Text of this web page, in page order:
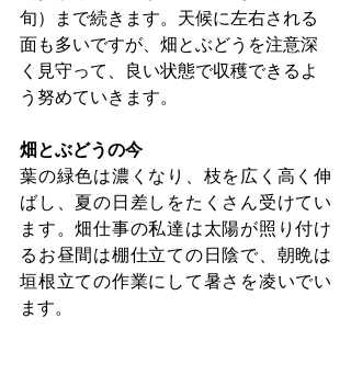
旬）まで続きます。天候に左右される
面も多いですが、畑とぶどうを注意深
く見守って、良い状態で収穫できるよ
う努めていきます。
畑とぶどうの今
葉の緑色は濃くなり、枝を広く高く伸
ばし、夏の日差しをたくさん受けてい
ます。畑仕事の私達は太陽が照り付け
るお昼間は棚仕立ての日陰で、朝晩は
垣根立ての作業にして暑さを凌いでい
ます。